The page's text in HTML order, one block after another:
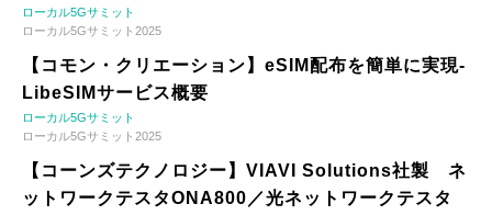
ローカル5Gサミット
ローカル5Gサミット2025
【コモン・クリエーション】eSIM配布を簡単に実現-
LibeSIMサービス概要
ローカル5Gサミット
ローカル5Gサミット2025
【コーンズテクノロジー】VIAVI Solutions社製 ネ
ットワークテスタONA800／光ネットワークテスタ